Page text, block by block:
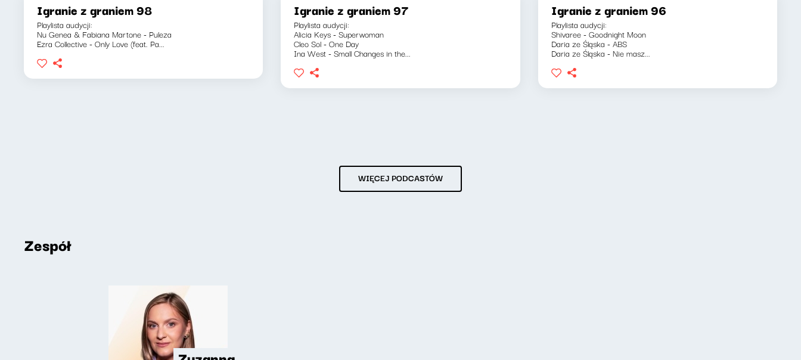
Igranie z graniem 98
Playlista audycji:
Nu Genea & Fabiana Martone - Puleza
Ezra Collective - Only Love (feat. Pa...
Igranie z graniem 97
Playlista audycji:
Alicia Keys - Superwoman
Cleo Sol - One Day
Ina West - Small Changes in the...
Igranie z graniem 96
Playlista audycji:
Shivaree - Goodnight Moon
Daria ze Śląska - ABS
Daria ze Śląska - Nie masz...
WIĘCEJ PODCASTÓW
Zespół